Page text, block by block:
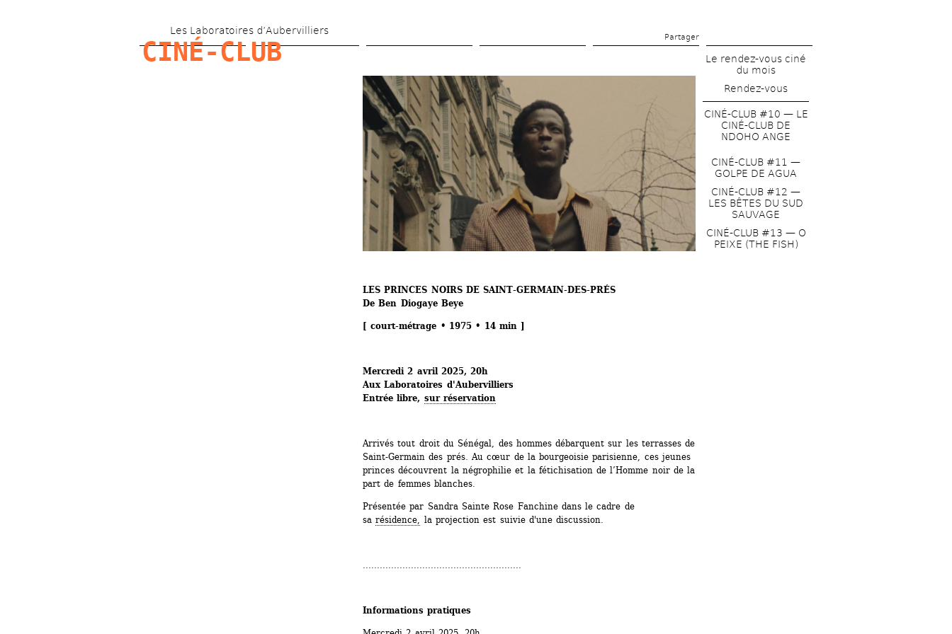
contenu
Les Laboratoires d’Aubervilliers
Partager
CINÉ-CLUB
LES PRINCES NOIRS DE SAINT-GERMAIN-DES-PRÉS
De Ben Diogaye Beye
[ court-métrage • 1975 • 14 min ]
Mercredi 2 avril 2025, 20h
Aux Laboratoires d'Aubervilliers
Entrée libre, sur réservation
Arrivés tout droit du Sénégal, des hommes débarquent sur les terrasses de
Saint-Germain des prés. Au cœur de la bourgeoisie parisienne, ces jeunes
princes découvrent la négrophilie et la fétichisation de l’Homme noir de la
part de femmes blanches.
Présentée par Sandra Sainte Rose Fanchine dans le cadre de
sa résidence, la projection est suivie d'une discussion.
Informations pratiques
Le rendez-vous ciné
du mois
Rendez-vous
CINÉ-CLUB #10 — LE
CINÉ-CLUB DE
NDOHO ANGE
CINÉ-CLUB #11 —
GOLPE DE AGUA
CINÉ-CLUB #12 —
LES BÊTES DU SUD
SAUVAGE
CINÉ-CLUB #13 — O
PEIXE (THE FISH)